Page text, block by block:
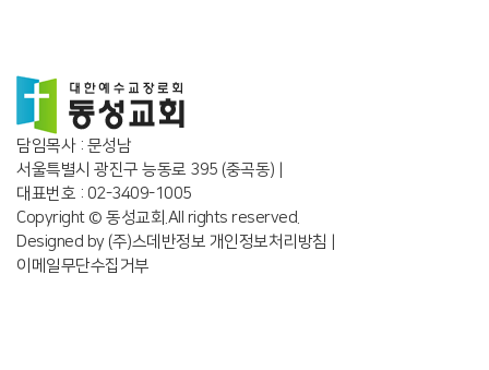
담임목사 : 문성남
서울특별시 광진구 능동로 395 (중곡동) |
대표번호 : 02-3409-1005
Copyright © 동성교회.All rights reserved.
Designed by (주)스데반정보 개인정보처리방침
이메일무단수집거부